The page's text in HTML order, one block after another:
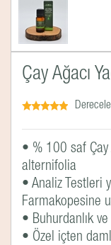
Çay Ağacı
• % 100 saf Çay
alternifolia
• Analiz Testleri
Farmakopesine
• Buhurdanlık
• Özel içten